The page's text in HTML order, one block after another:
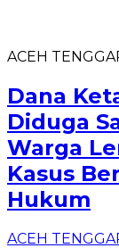
ACEH
Dana
Diduga
Warga
Kasus
Hukum
ACEH